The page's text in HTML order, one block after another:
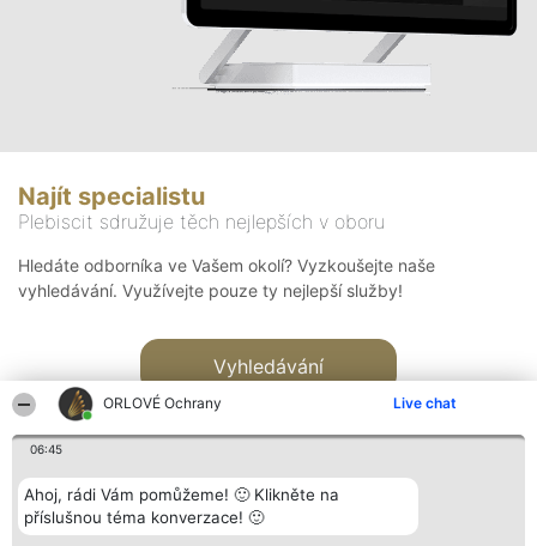
ORLOVÉ Ochrany Live chat
06:45
Ahoj, rádi Vám pomůžeme! 🙂 Klikněte na
příslušnou téma konverzace! 🙂
Najít specialistu
Plebiscit sdružuje těch nejlepších v oboru
Hledáte odborníka ve Vašem okolí? Vyzkoušejte naše
vyhledávání. Využívejte pouze ty nejlepší služby!
Vyhledávání